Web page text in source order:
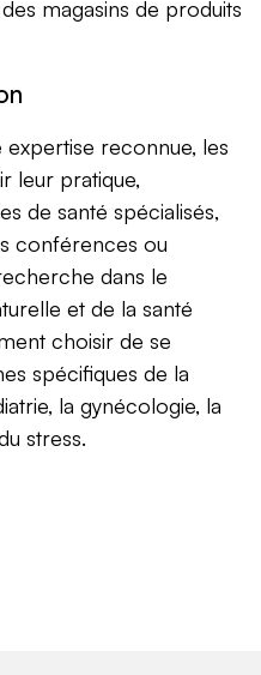
magasins de produits
reconnue, les
leur pratique,
de santé spécialisés,
conférences ou
dans le
et de la santé
choisir de se
spécifiques de la
la gynécologie, la
stress.